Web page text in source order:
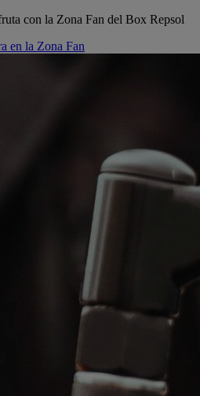
con la Zona Fan del Box Repsol
en la Zona Fan